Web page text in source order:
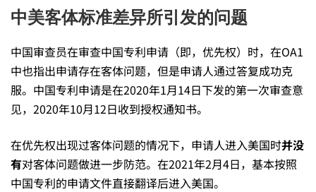
的
结
果
——
中美客体标准差异所引发的问题
中国审查员在审查中国专利申请（即，优先权）时，在OA1
中也指出申请存在客体问题，但是申请人通过答复成功克
服。中国专利申请是在2020年1月14日下发的第一次审查意
见，2020年10月12日收到授权通知书。
在优先权出现过客体问题的情况下，申请人进入美国时并没
有对客体问题做进一步防范。在2021年2月4日，基本按照
中国专利的申请文件直接翻译后进入美国。